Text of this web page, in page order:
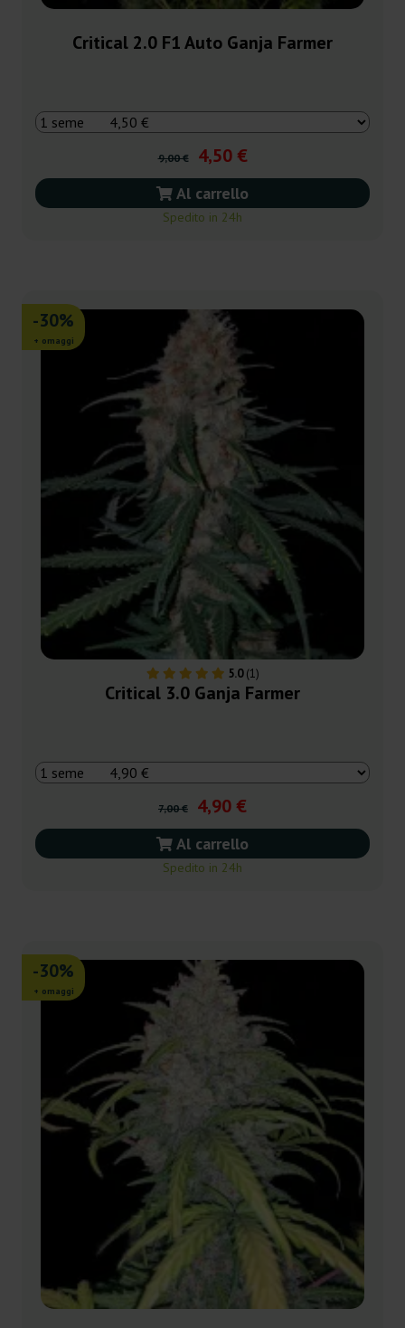
Critical 2.0 F1 Auto Ganja Farmer
9,00 € 4,50 €
Al carrello
Spedito in 24h
5.0(1)
-30%
+ omaggi
Critical 3.0 Ganja Farmer
7,00 € 4,90 €
Al carrello
Spedito in 24h
-30%
+ omaggi